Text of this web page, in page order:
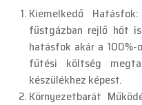
Kiemelkedő
füstgázban rejlő hőt
hatásfok akár a 100%-
fűtési költség
készülékhez képest.
Környezetbarát